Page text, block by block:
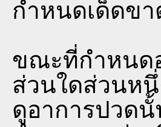
กำหนดเด็ดขา
ขณะที่กำหนด
ส่วนใดส่วนห
ดูอาการปวดนั้